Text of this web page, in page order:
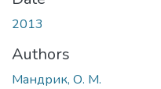
2013
Authors
Мандрик, О. М.